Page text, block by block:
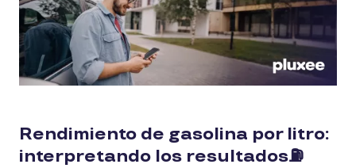
Rendimiento de gasolina por litro:
interpretando los resultados⛽